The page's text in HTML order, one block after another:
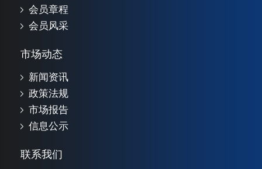
会员章程
会员风采
市场动态
新闻资讯
政策法规
市场报告
信息公示
联系我们